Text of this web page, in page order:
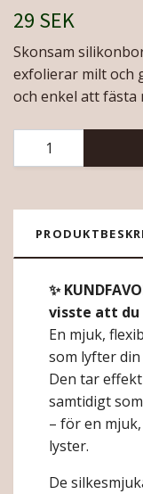
29 SEK
Skonsam
exfolierar milt och
och enkel att fästa
✨
visste att du
En mjuk,
som lyfter
Den tar
samtidigt
– för en
lyster.
De